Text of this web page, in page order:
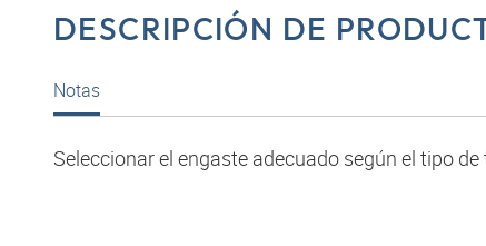
DESCRIPCIÓN DE
Notas
Seleccionar el engaste adecuado según el tipo